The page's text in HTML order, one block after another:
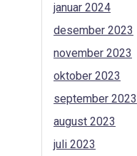
januar 2024
desember 2023
november 2023
oktober 2023
september 2023
august 2023
juli 2023